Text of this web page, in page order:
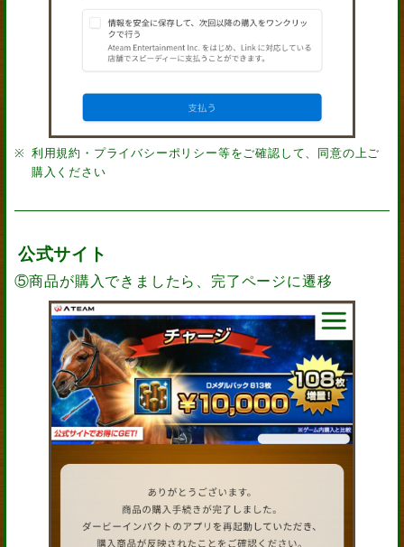
利用規約・プライバシーポリシー等をご確認して、同意の上ご
購入ください
公式サイト
⑤商品が購入できましたら、完了ページに遷移